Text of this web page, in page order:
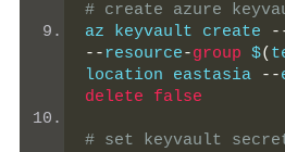
# create azure
az keyvault create
--resource-group $(
location eastasia
--
delete
false
# set keyvault